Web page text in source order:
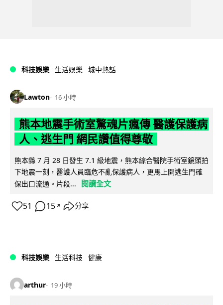
科技娛樂 生活娛樂 城中熱話
Lawton 16 小時
熊本地震手術室驚魂片瘋傳 醫護保護病
人、逃生門 網民讚值得尊敬
熊本縣 7 月 28 日發生 7.1 級地震，熊本綜合醫院手術室鏡頭拍
下地震一刻，醫護人員臨危不亂保護病人，更馬上開逃生門確
保出口流通。片段...
閱讀全文
51 15 ↗ 分享
科技娛樂 生活科技 健康
arthur 19 小時